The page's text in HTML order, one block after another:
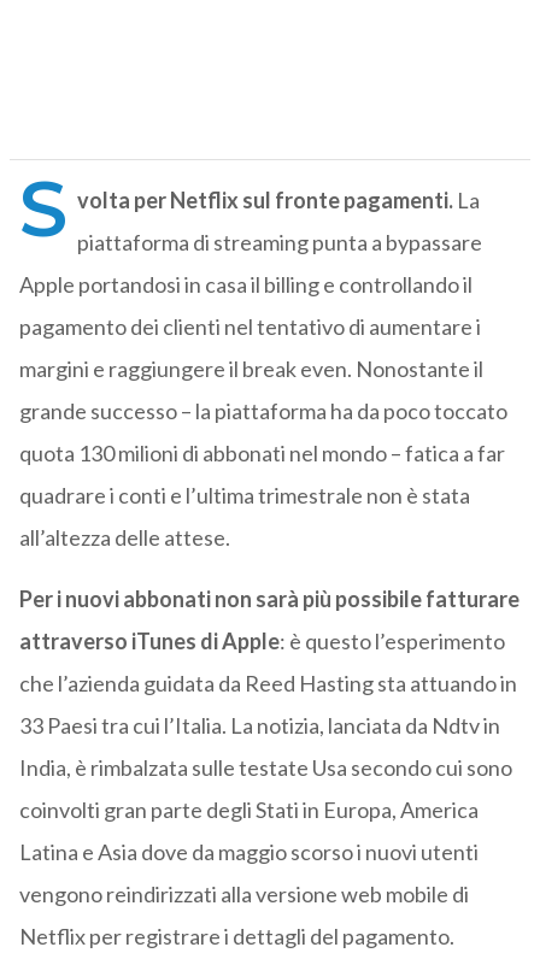
S volta per Netflix sul fronte pagamenti.La
piattaforma di streaming punta a bypassare
Apple portandosi in casa il billing e controllando il
pagamento dei clienti nel tentativo di aumentare i
margini e raggiungere il break even. Nonostante il
grande successo – la piattaforma ha da poco toccato
quota 130 milioni di abbonati nel mondo – fatica a far
quadrare i conti e l’ultima trimestrale non è stata
all’altezza delle attese.
Per i nuovi abbonati non sarà più possibile fatturare
attraverso iTunes di Apple: è questo l’esperimento
che l’azienda guidata da Reed Hasting sta attuando in
33 Paesi tra cui l’Italia. La notizia, lanciata da Ndtv in
India, è rimbalzata sulle testate Usa secondo cui sono
coinvolti gran parte degli Stati in Europa, America
Latina e Asia dove da maggio scorso i nuovi utenti
vengono reindirizzati alla versione web mobile di
Netflix per registrare i dettagli del pagamento.